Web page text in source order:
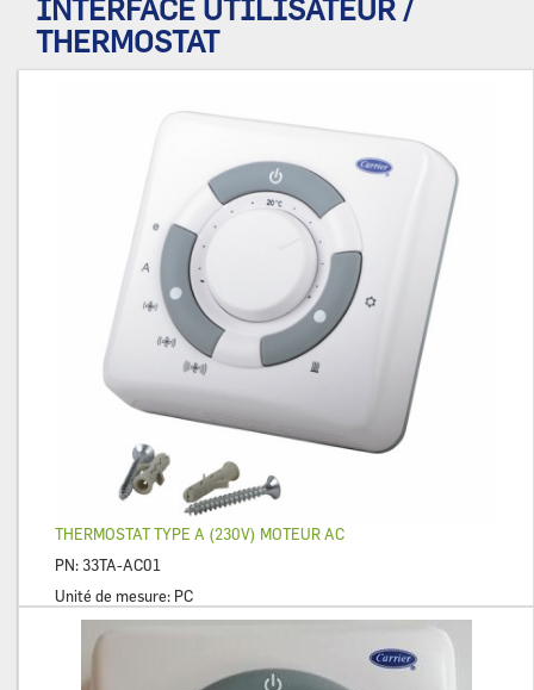
INTERFACE UTILISATEUR /
THERMOSTAT
THERMOSTAT TYPE A (230V) MOTEUR AC
PN: 33TA-AC01
Unité de mesure: PC